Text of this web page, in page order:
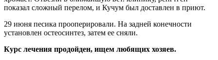
показал сложный перелом, и Кучум был доставлен в приют.
29 июня песика прооперировали. На задней конечности
установлен остеосинтез, затем ее сняли.
Курс лечения продойден, ищем любящих хозяев.